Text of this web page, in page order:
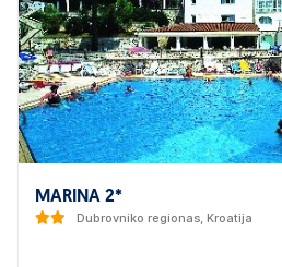
MARINA 2*
Dubrovniko regionas, Kroatija